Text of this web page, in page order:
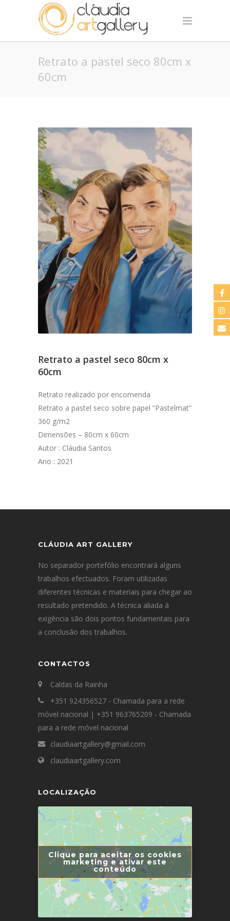
Retrato a pastel seco 80cm x
60cm
Retrato a pastel seco 80cm x
60cm
Retrato realizado por encomenda
Retrato a pastel seco sobre papel “Pastelmat”
360 g/m2
Dimensões – 80cm x 60cm
Autor : Cláudia Santos
Ano : 2021
CLÁUDIA ART GALLERY
No separador portefólio encontrará alguns
trabalhos efectuados. Foram utilizadas
diferentes técnicas e materiais para chegar ao
resultado pretendido. A técnica aliada à
exigência são dois pontos fundamentais para
a conclusão dos trabalhos.
CONTACTOS
Caldas da Rainha
+351 924356527 - Chamada para a rede
móvel nacional | +351 963765209 - Chamada
para a rede móvel nacional
claudiaartgallery@gmail.com
claudiaartgallery.com
LOCALIZAÇÃO
Clique para aceitar os cookies
marketing e ativar este
conteúdo